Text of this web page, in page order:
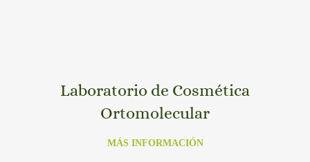
Laboratorio de Cosmética
Ortomolecular
MÁS INFORMACIÓN